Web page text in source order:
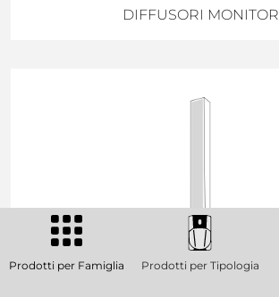
DIFFUSORI MONITOR
Prodotti per Famiglia Prodotti per Tipologia